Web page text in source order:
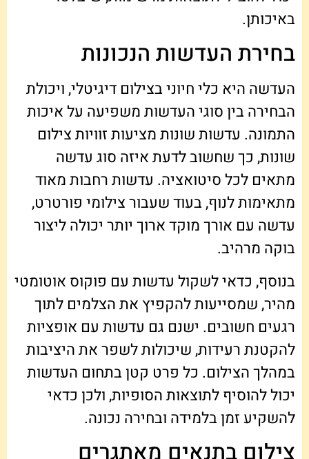
באיכותן.
בחירת העדשות הנכונות
העדשה היא כלי חיוני בצילום דיגיטלי, ויכולת
הבחירה בין סוגי העדשות משפיעה על איכות
התמונה. עדשות שונות מציעות זוויות צילום
שונות, כך שחשוב לדעת איזה סוג עדשה
מתאים לכל סיטואציה. עדשות רחבות מאוד
מתאימות לנוף, בעוד שעבור צילומי פורטרט,
עדשה עם אורך מוקד ארוך יותר יכולה ליצור
בוקה מרהיב.
בנוסף, כדאי לשקול עדשות עם פוקוס אוטומטי
מהיר, שמסייעות להקפיץ את הצלמים לתוך
רגעים חשובים. ישנם גם עדשות עם אופציות
להקטנת רעידות, שיכולות לשפר את היציבות
במהלך הצילום. כל פרט קטן בתחום העדשות
יכול להוסיף לתוצאות הסופיות, ולכן כדאי
להשקיע זמן בלמידה ובחירה נכונה.